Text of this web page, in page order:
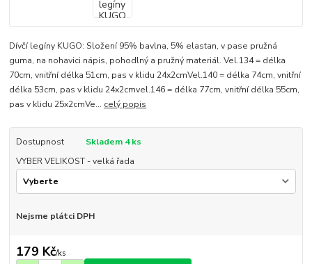
Dívčí legíny KUGO: Složení 95% bavlna, 5% elastan, v pase pružná
guma, na nohavici nápis, pohodlný a pružný materiál. Vel.134 = délka
70cm, vnitřní délka 51cm, pas v klidu 24x2cmVel.140 = délka 74cm, vnitřní
délka 53cm, pas v klidu 24x2cmvel.146 = délka 77cm, vnitřní délka 55cm,
pas v klidu 25x2cmVe... celý popis
Dostupnost
Skladem 4 ks
VYBER VELIKOST - velká řada
Nejsme plátci DPH
179 Kč/ks